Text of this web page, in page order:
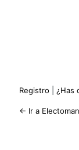
Registro ¿Has
← Ir a